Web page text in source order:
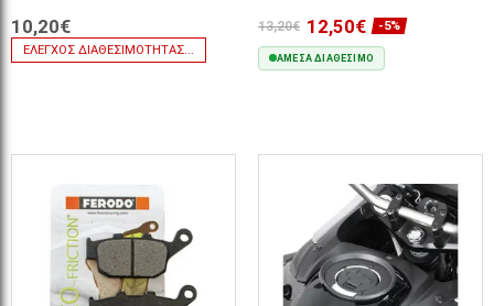
10,20€
ΈΛΕΓΧΟΣ ΔΙΑΘΕΣΙΜΌΤΗΤΑΣ...
13,20€ 12,50€ -5%
ΆΜΕΣΑ ΔΙΑΘΈΣΙΜΟ